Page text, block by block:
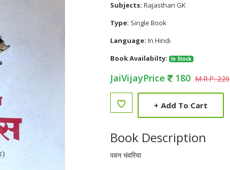
Subjects: Rajasthan GK
Type: Single Book
Language: In Hindi
Book Availabilty:
In Stock
JaiVijayPrice 180 M.R.P. 220
+ Add To Cart
Book Description
पवन भंवरिया